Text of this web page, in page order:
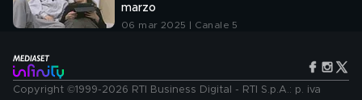
marzo
06 mar 2025 | Canale 5
Copyright ©1999-2026 RTI Business Digital - RTI S.p.A.: p. iva